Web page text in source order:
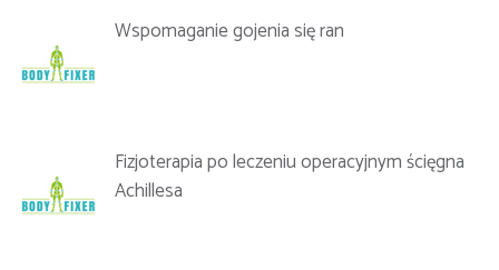
Wspomaganie gojenia się ran
Fizjoterapia po leczeniu operacyjnym ścięgna
Achillesa